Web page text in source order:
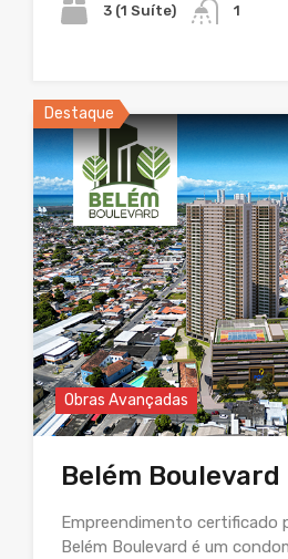
3 (1 Suíte) 1
Destaque
Obras Avançadas
Belém Boulevard
Empreendimento certificado
Belém Boulevard é um